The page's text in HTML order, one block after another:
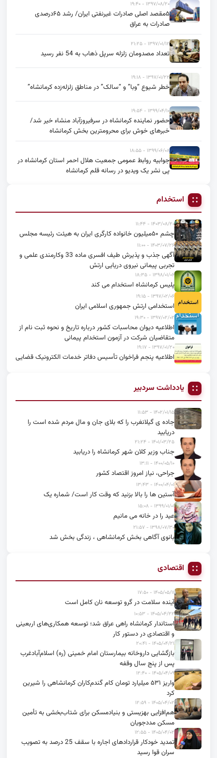
۱۳۹۷/۰۸/۲۰ - ۱۹:۴۰
۵مقصد اصلی صادرات غیرنفتی ایران/ رشد ۶۵درصدی
صادرات به عراق
۱۳۹۷/۰۱/۱۲ - ۲۱:۲۵
تعداد مصدومان زلزله سرپل ذهاب به 54 نفر رسید
۱۳۹۷/۰۱/۲۲ - ۱۹:۱۸
خطر شیوع “وبا” و “سالک” در مناطق زلزله‌زده کرمانشاه”
۱۳۹۹/۰۴/۱۰ - ۱۹:۵۴
حضور نماینده کرمانشاه در سرفیروزآباد منشاء خیر شد/
خبرهای خوش برای محرومترین بخش کرمانشاه
۱۳۹۹/۰۶/۰۸ - ۱۸:۵۵
جوابیه روابط عمومی جمعیت هلال احمر استان کرمانشاه در
پی نشر یک ویدیو در رسانه قلم کرمانشاه
استخدام
۱۴۰۳/۰۸/۲۰ - ۱۱:۴۴
چشم ۵۰میلیون خانواده کارگری ایران به هیئت رئیسه مجلس
۱۴۰۳/۰۷/۲۶ - ۱۱:۰۰
آگهی جذب و پذیرش طیف افسری ماده 33 وکارمندی علمی و
تجربی پیمانی نیروی دریایی ارتش
۱۳۹۸/۰۱/۰۶ - ۱۸:۳۵
پلیس کرمانشاه استخدام می کند
۱۳۹۷/۰۲/۰۶ - ۱۹:۱۵
استخدامی ارتش جمهوری اسلامی ایران
۱۳۹۷/۰۲/۰۲ - ۱۹:۳۰
اطلاعیه دیوان محاسبات کشور درباره تاریخ و نحوه ثبت نام از
متقاضیان شرکت در آزمون استخدام پیمانی
۱۳۹۷/۰۱/۲۰ - ۱۹:۱۷
اطلاعیه پنجم فراخوان تأسیس دفاتر خدمات الکترونیک قضایی
یادداشت سردبیر
۱۴۰۲/۰۱/۱۵ - ۱۱:۵۳
جاده ی گیلانغرب را که بلای جان و مال مردم شده است را
دریابید
۱۴۰۱/۰۳/۲۵ - ۲۱:۲۴
جناب وزیر کلان شهر کرمانشاه را دریابید
۱۴۰۰/۰۵/۱۰ - ۱۳:۱۱
جراحی، نیاز امروز اقتصاد کشور
۱۴۰۰/۰۴/۰۱ - ۱۳:۴۳
آستین ها را بالا بزنید که وقت کار است/ شماره یک
۱۳۹۹/۰۱/۰۱ - ۱۵:۰۸
عید را در خانه می مانیم
۱۳۹۸/۰۷/۳۰ - ۲۱:۵۷
بانوی آگاهی بخش کرمانشاهی ، زندگی بخش شد
اقتصادی
۱۴۰۵/۰۵/۱۱ - ۱۷:۵۰
آینده سلامت در گرو توسعه نان کامل است
۱۴۰۵/۰۴/۲۲ - ۱۰:۵۳
استاندار کرمانشاه راهی عراق شد؛ توسعه همکاری‌های اربعینی
و اقتصادی در دستور کار
۱۴۰۵/۰۴/۲۱ - ۲۰:۴۱
بازگشایی داروخانه بیمارستان امام خمینی (ره) اسلام‌آبادغرب
پس از پنج سال وقفه
۱۴۰۵/۰۴/۰۹ - ۱۲:۴۰
واریز ۵۳۱ میلیارد تومان کام گندم‌کاران کرمانشاهی را شیرین
کرد
۱۴۰۵/۰۴/۰۲ - ۱۲:۵۹
هم‌افزایی بهزیستی و بنیادمسکن برای شتاب‌بخشی به تأمین
مسکن مددجویان
۱۴۰۵/۰۴/۰۲ - ۱۲:۵۵
تمدید خودکار قراردادهای اجاره با سقف 25 درصد به تصویب
سران قوا رسید